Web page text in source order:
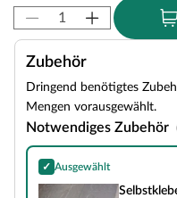
Zubehör
Dringend benötigtes
Mengen vorausgewählt.
Notwendiges Zubehör
✓ Ausgewählt
Selbstklebende Dachbahn